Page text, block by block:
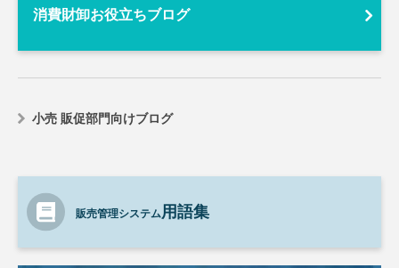
消費財卸お役立ちブログ
小売 販促部門向けブログ
販売管理システム用語集